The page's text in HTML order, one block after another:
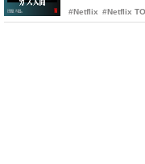
#Netflix #Netflix